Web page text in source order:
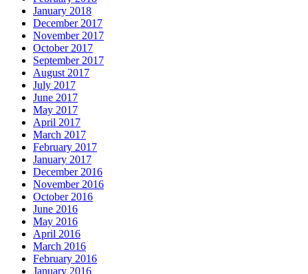
January 2018
December 2017
November 2017
October 2017
September 2017
August 2017
July 2017
June 2017
May 2017
April 2017
March 2017
February 2017
January 2017
December 2016
November 2016
October 2016
June 2016
May 2016
April 2016
March 2016
February 2016
January 2016